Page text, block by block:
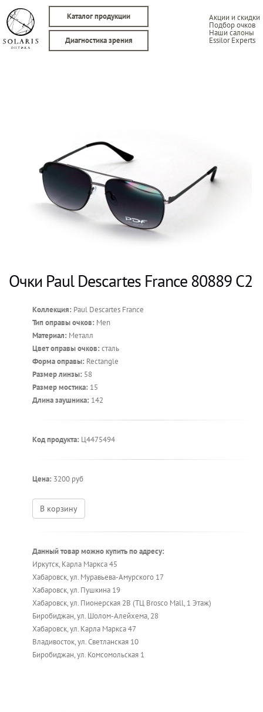
Каталог продукции Акции и скидки
Подбор очков
Наши салоны
Essilor Experts
Диагностика зрения
Очки Paul Descartes France 80889 C2
Коллекция: Paul Descartes France
Тип оправы очков: Men
Материал: Металл
Цвет оправы очков: сталь
Форма оправы: Rectangle
Размер линзы: 58
Размер мостика: 15
Длина заушника: 142
Код продукта: Ц4475494
Цена: 3200 руб
В корзину
Данный товар можно купить по адресу:
Иркутск, Карла Маркса 45
Хабаровск, ул. Муравьева-Амурского 17
Хабаровск, ул. Пушкина 19
Хабаровск, ул. Пионерская 2В (ТЦ Brosco Mall, 1 Этаж)
Биробиджан, ул. Шолом-Алейхема, 28
Хабаровск, ул. Карла Маркса 47
Владивосток, ул. Светланская 10
Биробиджан, ул. Комсомольская 1